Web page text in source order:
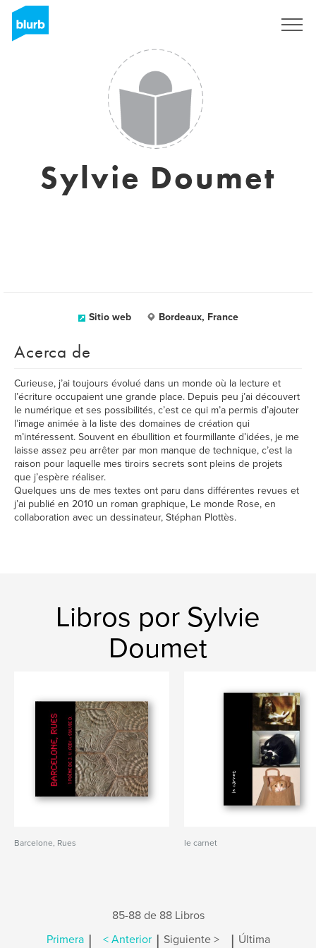
Sylvie Doumet
Sitio web Bordeaux, France
Acerca de
Curieuse, j’ai toujours évolué dans un monde où la lecture et
l’écriture occupaient une grande place. Depuis peu j’ai découvert
le numérique et ses possibilités, c’est ce qui m’a permis d’ajouter
l’image animée à la liste des domaines de création qui
m’intéressent. Souvent en ébullition et fourmillante d’idées, je me
laisse assez peu arrêter par mon manque de technique, c’est la
raison pour laquelle mes tiroirs secrets sont pleins de projets
que j’espère réaliser.
Quelques uns de mes textes ont paru dans différentes revues et
j’ai publié en 2010 un roman graphique, Le monde Rose, en
collaboration avec un dessinateur, Stéphan Plottès.
Libros por Sylvie
Doumet
Barcelone, Rues le carnet
85-88 de 88 Libros
Primera | < Anterior | Siguiente > | Última